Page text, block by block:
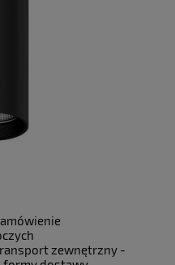
zewnętrzny -